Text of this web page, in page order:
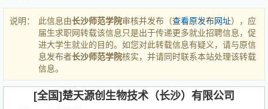
说明： 此信息由长沙师范学院审核并发布（查看原发布网址），应
届生求职网转载该信息只是出于传递更多就业招聘信息，促
进大学生就业的目的。如您对此转载信息有疑义，请与原信
息发布者长沙师范学院核实，并请同时联系本站处理该转载
信息。
[全国]楚天源创生物技术（长沙）有限公司